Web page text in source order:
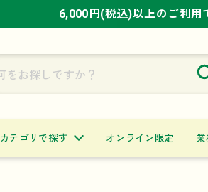
6,000円(税込)以上のご利用
6,000円(税込)以上のご利用
6,000円(税込)以上のご利用
カテゴリで探す オンライン限定 業